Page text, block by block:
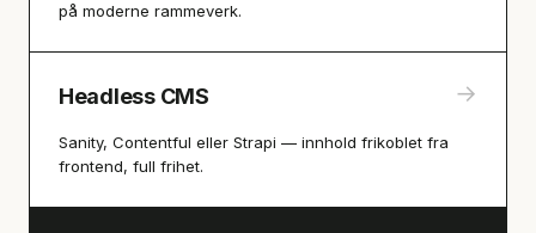
på moderne rammeverk.
Headless CMS →
Sanity, Contentful eller Strapi — innhold frikoblet fra
frontend, full frihet.